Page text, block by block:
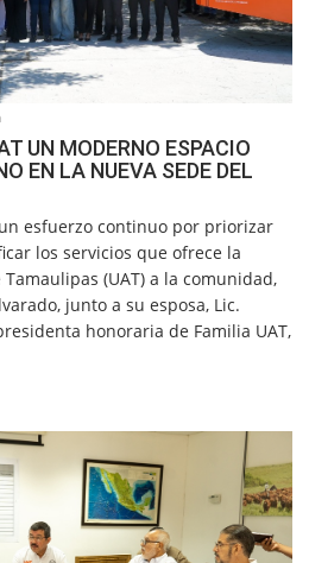
UN MODERNO ESPACIO
EN LA NUEVA SEDE DEL
esfuerzo continuo por priorizar
los servicios que ofrece la
(UAT) a la comunidad,
junto a su esposa, Lic.
honoraria de Familia UAT,